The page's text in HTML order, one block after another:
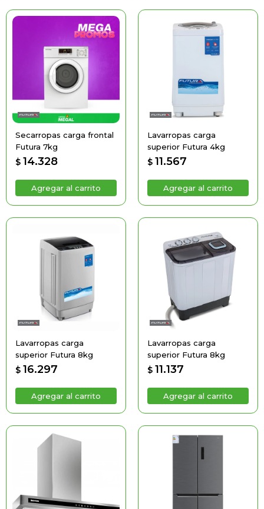
Secarropas carga frontal
Futura 7kg
$ 14.328
Lavarropas carga
superior Futura 4kg
$ 11.567
Lavarropas carga
superior Futura 8kg
$ 16.297
Lavarropas carga
superior Futura 8kg
$ 11.137